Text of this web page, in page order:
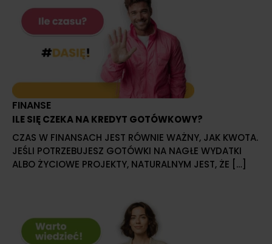
FINANSE
ILE SIĘ CZEKA NA KREDYT GOTÓWKOWY?
CZAS W FINANSACH JEST RÓWNIE WAŻNY, JAK KWOTA.
JEŚLI POTRZEBUJESZ GOTÓWKI NA NAGŁE WYDATKI
ALBO ŻYCIOWE PROJEKTY, NATURALNYM JEST, ŻE […]